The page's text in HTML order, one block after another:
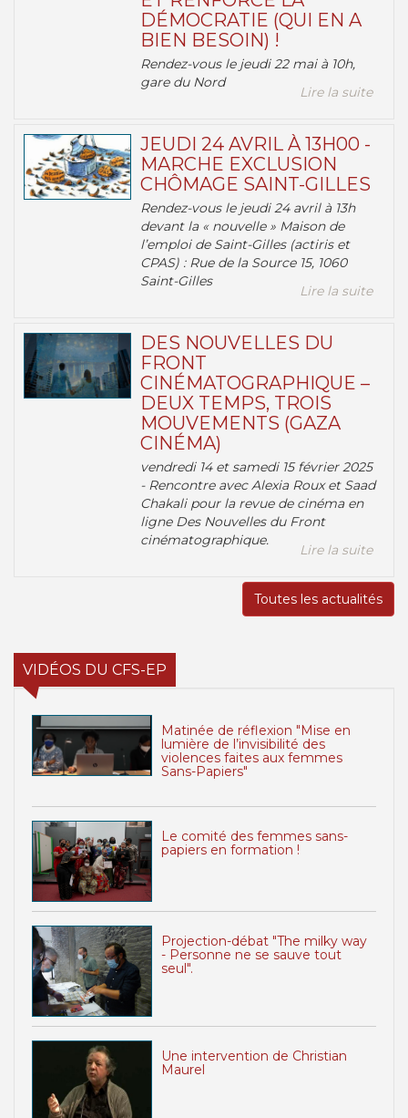
DÉMOCRATIE (QUI EN A
BIEN BESOIN) !
Rendez-vous le jeudi 22 mai à 10h,
gare du Nord
Lire la suite
JEUDI 24 AVRIL À 13H00 -
MARCHE EXCLUSION
CHÔMAGE SAINT-GILLES
Rendez-vous le jeudi 24 avril à 13h
devant la « nouvelle » Maison de
l’emploi de Saint-Gilles (actiris et
CPAS) : Rue de la Source 15, 1060
Saint-Gilles
Lire la suite
DES NOUVELLES DU
FRONT
CINÉMATOGRAPHIQUE –
DEUX TEMPS, TROIS
MOUVEMENTS (GAZA
CINÉMA)
vendredi 14 et samedi 15 février 2025
- Rencontre avec Alexia Roux et Saad
Chakali pour la revue de cinéma en
ligne Des Nouvelles du Front
cinématographique.
Lire la suite
Toutes les actualités
VIDÉOS DU CFS-EP
Matinée de réflexion "Mise en
lumière de l’invisibilité des
violences faites aux femmes
Sans-Papiers"
Le comité des femmes sans-
papiers en formation !
Projection-débat "The milky way
- Personne ne se sauve tout
seul".
Une intervention de Christian
Maurel